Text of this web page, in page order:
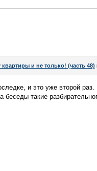
и не только! (часть 48)
и это уже второй раз.
такие